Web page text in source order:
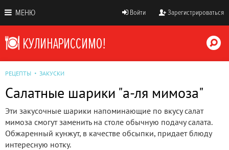
МЕНЮ Войти Зарегистрироваться
РЕЦЕПТЫ ЗАКУСКИ
Салатные шарики "а-ля мимоза"
Эти закусочные шарики напоминающие по вкусу салат
мимоза смогут заменить на столе обычную подачу салата.
Обжаренный кунжут, в качестве обсыпки, придает блюду
интересную нотку.